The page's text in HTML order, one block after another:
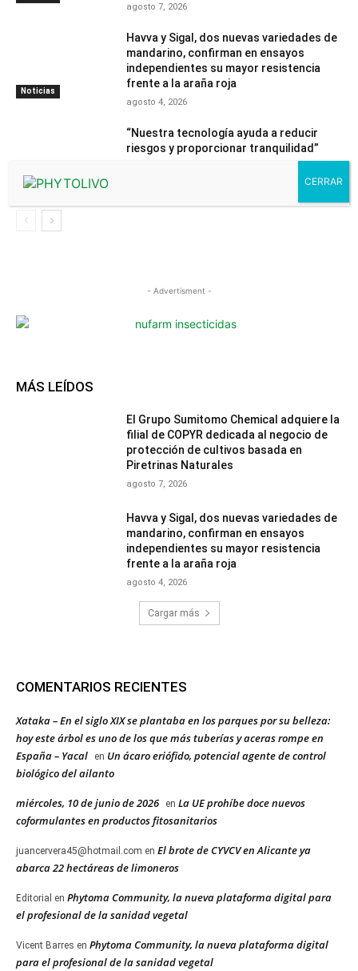
agosto 7, 2026
Noticias
Havva y Sigal, dos nuevas variedades de
mandarino, confirman en ensayos
independientes su mayor resistencia
frente a la araña roja
agosto 4, 2026
Contenido
PhytomaCommunity
“Nuestra tecnología ayuda a reducir
riesgos y proporcionar tranquilidad”
- Advertisment -
MÁS LEÍDOS
El Grupo Sumitomo Chemical adquiere la
filial de COPYR dedicada al negocio de
protección de cultivos basada en
Piretrinas Naturales
agosto 7, 2026
Havva y Sigal, dos nuevas variedades de
mandarino, confirman en ensayos
independientes su mayor resistencia
frente a la araña roja
agosto 4, 2026
Cargar más
COMENTARIOS RECIENTES
Xataka – En el siglo XIX se plantaba en los parques por su belleza:
hoy este árbol es uno de los que más tuberías y aceras rompe en
España – Yacal
en Un ácaro eriófido, potencial agente de control
biológico del ailanto
miércoles, 10 de junio de 2026 en La UE prohíbe doce nuevos
coformulantes en productos fitosanitarios
juancervera45@hotmail.com en El brote de CYVCV en Alicante ya
abarca 22 hectáreas de limoneros
Editorial en Phytoma Community, la nueva plataforma digital para
el profesional de la sanidad vegetal
Vicent Barres en Phytoma Community, la nueva plataforma digital
para el profesional de la sanidad vegetal